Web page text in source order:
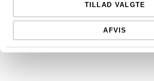
TILLAD VALGTE
AFVIS